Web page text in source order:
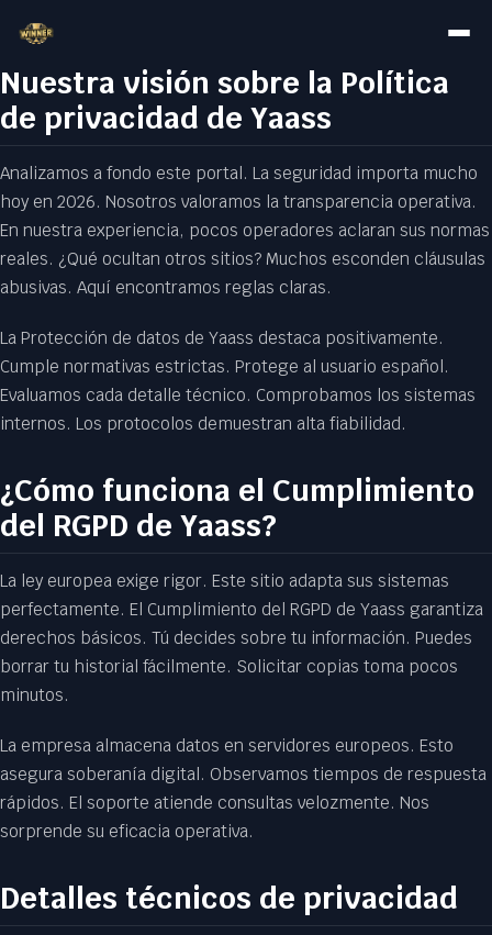
Nuestra visión sobre la Política
de privacidad de Yaass
Analizamos a fondo este portal. La seguridad importa mucho
hoy en 2026. Nosotros valoramos la transparencia operativa.
En nuestra experiencia, pocos operadores aclaran sus normas
reales. ¿Qué ocultan otros sitios? Muchos esconden cláusulas
abusivas. Aquí encontramos reglas claras.
La Protección de datos de Yaass destaca positivamente.
Cumple normativas estrictas. Protege al usuario español.
Evaluamos cada detalle técnico. Comprobamos los sistemas
internos. Los protocolos demuestran alta fiabilidad.
¿Cómo funciona el Cumplimiento
del RGPD de Yaass?
La ley europea exige rigor. Este sitio adapta sus sistemas
perfectamente. El Cumplimiento del RGPD de Yaass garantiza
derechos básicos. Tú decides sobre tu información. Puedes
borrar tu historial fácilmente. Solicitar copias toma pocos
minutos.
La empresa almacena datos en servidores europeos. Esto
asegura soberanía digital. Observamos tiempos de respuesta
rápidos. El soporte atiende consultas velozmente. Nos
sorprende su eficacia operativa.
Detalles técnicos de privacidad